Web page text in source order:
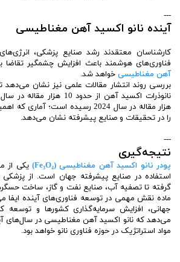
---
آینده نانو اکسید آهن مغناطیسی
کارشناسان معتقدند رشد صنایع پزشکی،
فناوری‌های هوشمند باعث افزایش چشمگیر تقاضا
آهن مغناطیسی خواهد شد.
بررسی روند انتشار مقالات علمی نیز نشان می‌دهد
هزار مقاله در سال 2024 رسیده است؛
را در تحقیقات و صنایع پیشرفته نشان می‌دهد.
---
نتیجه‌گیری
پودر نانو اکسید آهن مغناطیسی (Fe₃O₄)
یکی از
استفاده در صنایع پیشرفته جهان است. از پزشکی
گرفته تا تصفیه آب، صنایع نفت و گاز، ساخت
ماده نقش مهمی در توسعه فناوری‌های آینده ایفا
جهانی، افزایش سرمایه‌گذاری کشورها و توسعه
می‌دهد که نانو اکسید آهن مغناطیسی در سال‌های
مواد استراتژیک در حوزه فناوری نانو خواهد بود.